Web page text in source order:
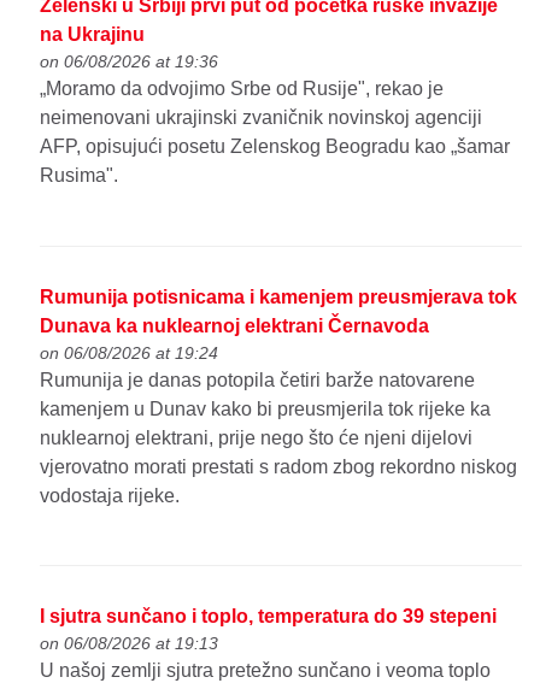
Zelenski u Srbiji prvi put od početka ruske invazije
na Ukrajinu
on 06/08/2026 at 19:36
„Moramo da odvojimo Srbe od Rusije", rekao je
neimenovani ukrajinski zvaničnik novinskoj agenciji
AFP, opisujući posetu Zelenskog Beogradu kao „šamar
Rusima".
Rumunija potisnicama i kamenjem preusmjerava tok
Dunava ka nuklearnoj elektrani Černavoda
on 06/08/2026 at 19:24
Rumunija je danas potopila četiri barže natovarene
kamenjem u Dunav kako bi preusmjerila tok rijeke ka
nuklearnoj elektrani, prije nego što će njeni dijelovi
vjerovatno morati prestati s radom zbog rekordno niskog
vodostaja rijeke.
I sjutra sunčano i toplo, temperatura do 39 stepeni
on 06/08/2026 at 19:13
U našoj zemlji sjutra pretežno sunčano i veoma toplo